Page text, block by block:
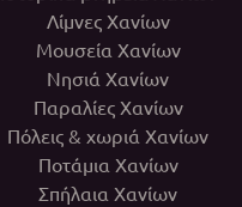
Λίμνες Χανίων
Μουσεία Χανίων
Νησιά Χανίων
Παραλίες Χανίων
Πόλεις & χωριά Χανίων
Ποτάμια Χανίων
Σπήλαια Χανίων